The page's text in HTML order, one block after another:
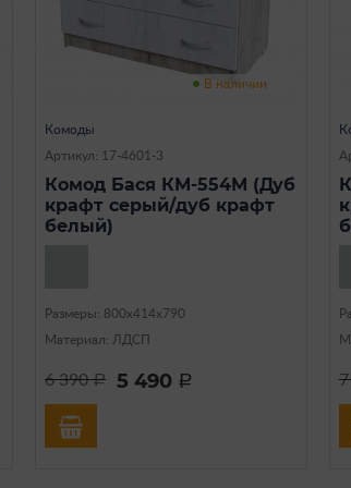
В наличии
Комоды
Артикул: 17-4601-3
Комод Бася КМ-554М (Дуб
крафт серый/дуб крафт
белый)
Размеры: 800х414х790
Материал: ЛДСП
6 390a 5 490 a